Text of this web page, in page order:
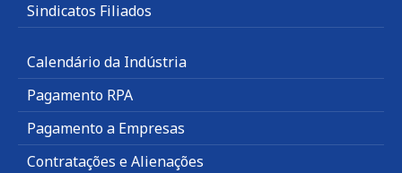
Sindicatos Filiados
Calendário da Indústria
Pagamento RPA
Pagamento a Empresas
Contratações e Alienações